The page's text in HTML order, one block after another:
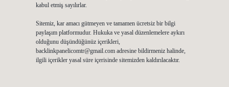
kabul etmiş sayılırlar.
Sitemiz, kar amacı gütmeyen ve tamamen ücretsiz bir bilgi
paylaşım platformudur. Hukuka ve yasal düzenlemelere aykırı
olduğunu düşündüğünüz içerikleri,
backlinkpanelicomtr@gmail.comadresine bildirmeniz halinde,
ilgili içerikler yasal süre içerisinde sitemizden kaldırılacaktır.